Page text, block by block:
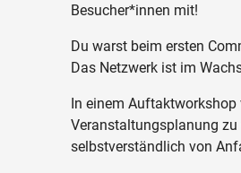
Besucher*innen mit!
Du warst beim ersten
Das Netzwerk ist im
In einem
Veranstaltungsplanung
selbstverständlich von